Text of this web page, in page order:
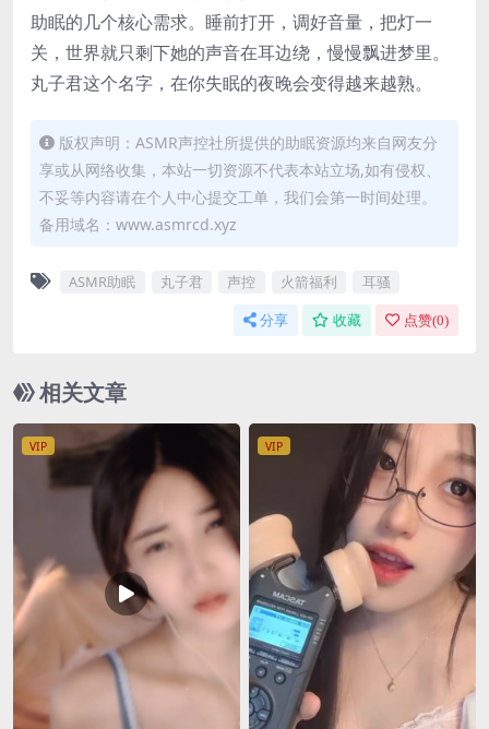
助眠的几个核心需求。睡前打开，调好音量，把灯一
关，世界就只剩下她的声音在耳边绕，慢慢飘进梦里。
丸子君这个名字，在你失眠的夜晚会变得越来越熟。
版权声明：ASMR声控社所提供的助眠资源均来自网友分
享或从网络收集，本站一切资源不代表本站立场,如有侵权、
不妥等内容请在个人中心提交工单，我们会第一时间处理。
备用域名：www.asmrcd.xyz
ASMR助眠 丸子君 声控 火箭福利 耳骚
分享 收藏 点赞(0)
相关文章
VIP VIP